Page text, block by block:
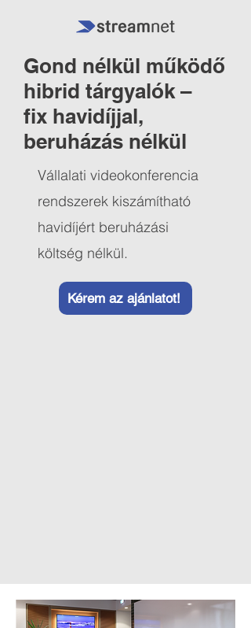
Gond nélkül működő
hibrid tárgyalók –
fix havidíjjal,
beruházás nélkül
Vállalati videokonferencia
rendszerek kiszámítható
havidíjért beruházási
költség nélkül.
Kérem az ajánlatot!